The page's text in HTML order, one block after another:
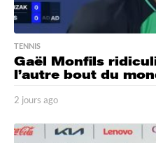
TENNIS
Gaël Monfils
l’autre bout du
2 jours ago
o